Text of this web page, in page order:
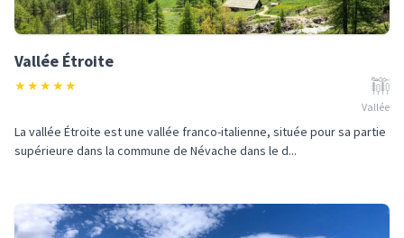
Vallée Étroite
★★★★★
Vallée
La vallée Étroite est une vallée franco-italienne, située pour sa partie
supérieure dans la commune de Névache dans le d...